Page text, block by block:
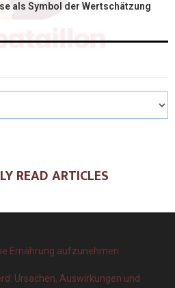
als Symbol der Wertschätzung
READ ARTICLES
Ernährung aufzunehmen
Ursachen, Auswirkungen und